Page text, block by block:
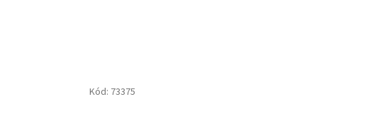
Kód: 73375